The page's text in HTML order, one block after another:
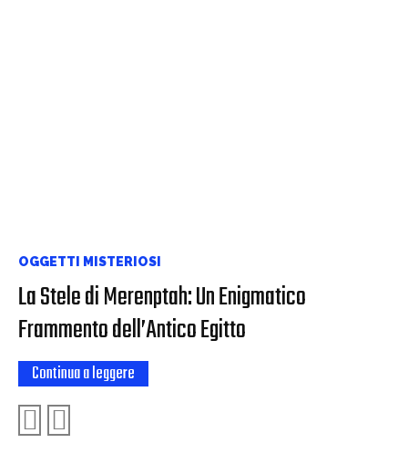
OGGETTI MISTERIOSI
La Stele di Merenptah: Un Enigmatico
Frammento dell’Antico Egitto
Continua a leggere